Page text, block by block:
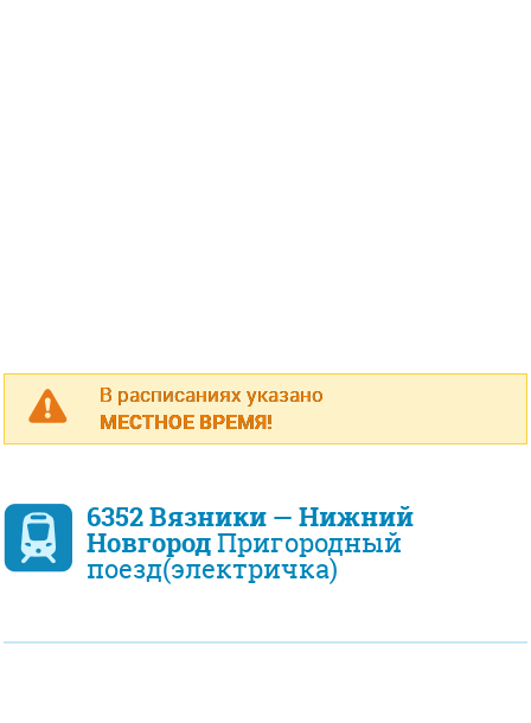
В расписаниях указано
МЕСТНОЕ ВРЕМЯ!
6352 Вязники — Нижний
НовгородПригородный
поезд(электричка)